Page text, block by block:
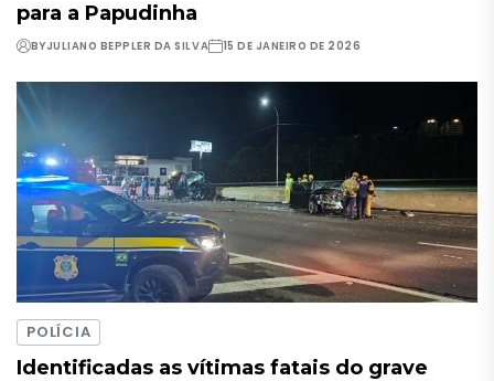
para a Papudinha
BYJULIANO BEPPLER DA SILVA 15 DE JANEIRO DE 2026
POLÍCIA
Identificadas as vítimas fatais do grave